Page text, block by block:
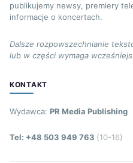
publikujemy newsy, premiery
informacje o koncertach.
Dalsze rozpowszechnianie
lub w części wymaga
KONTAKT
Wydawca: PR Media Publishing
Tel: +48 503 949 763 (10-16)